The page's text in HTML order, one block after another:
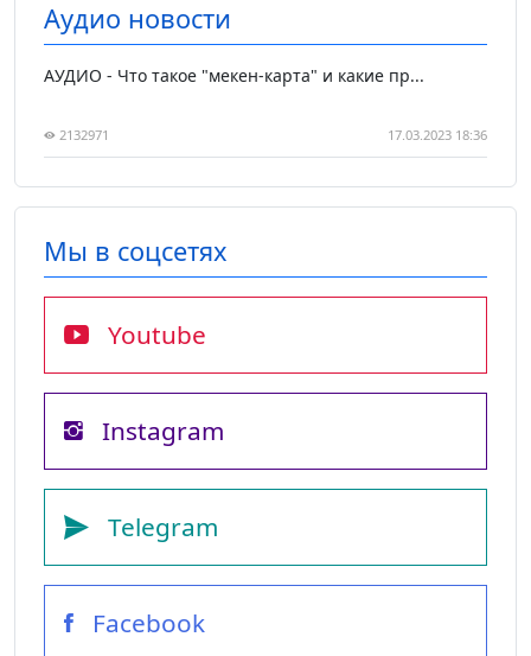
Аудио новости
АУДИО - Что такое "мекен-карта" и какие пр...
2132971 17.03.2023 18:36
Мы в соцсетях
Youtube
Instagram
Telegram
Facebook